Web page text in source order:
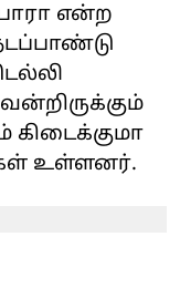
என்ற
கிடைக்குமா
உள்ளனர்.